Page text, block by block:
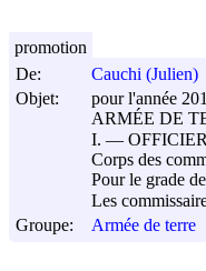
De:
Cauchi (Julien)
Objet:
pour l'année
ARMÉE DE
I. ―
Corps des
Pour le grade
Les
Groupe:
Armée de terre
promotion